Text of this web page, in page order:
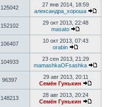
125042
27 янв 2014, 18:59
александра_хороша
152102
29 окт 2013, 22:48
masato
106407
10 окт 2013, 07:43
orabin
104933
23 сен 2013, 21:29
mamashkaOFsashka
96397
29 авг 2013, 20:11
Семён Гунькин
148213
28 авг 2013, 20:24
Семён Гунькин